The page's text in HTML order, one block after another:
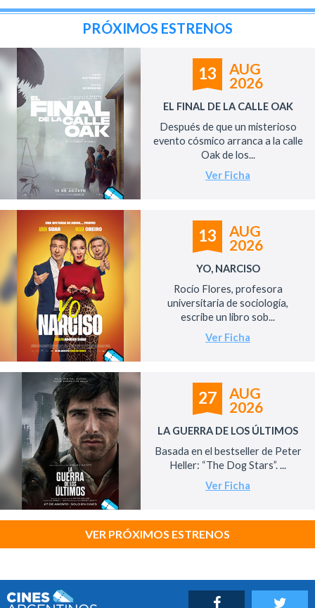
PRÓXIMOS ESTRENOS
13
AUG
2026
EL FINAL DE LA CALLE OAK
Después de que un misterioso
evento cósmico arranca a la calle
Oak de los...
Ver Ficha
13
AUG
2026
YO, NARCISO
Rocío Flores, profesora
universitaria de sociología,
escribe un libro sob...
Ver Ficha
27
AUG
2026
LA GUERRA DE LOS ÚLTIMOS
Basada en el bestseller de Peter
Heller: “The Dog Stars”. ...
Ver Ficha
VER PRÓXIMOS ESTRENOS